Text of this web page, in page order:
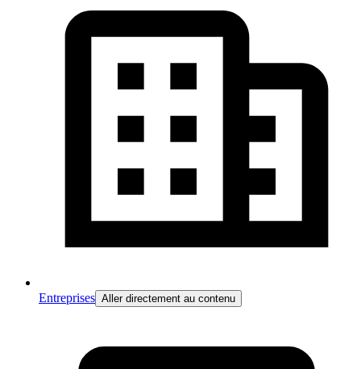
Entreprises Aller directement au contenu